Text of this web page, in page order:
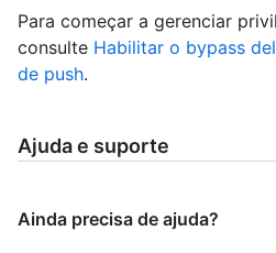
Para começar a gerenciar
consulte Habilitar o bypass
de push.
Ajuda e suporte
Ainda precisa de ajuda?